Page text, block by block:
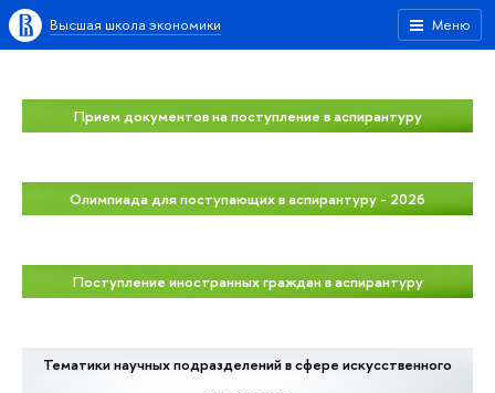
Меню
Высшая школа экономики
Прием документов на поступление в аспирантуру
Олимпиада для поступающих в аспирантуру - 2026
Поступление иностранных граждан в аспирантуру
Тематики научных подразделений в сфере искусственного